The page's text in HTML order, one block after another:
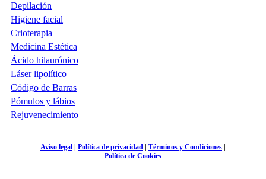
Depilación
Higiene facial
Crioterapia
Medicina Estética
Ácido hilaurónico
Láser lipolítico
Código de Barras
Pómulos y lábios
Rejuvenecimiento
Aviso legal Política de privacidad Términos y Condiciones
Política de Cookies